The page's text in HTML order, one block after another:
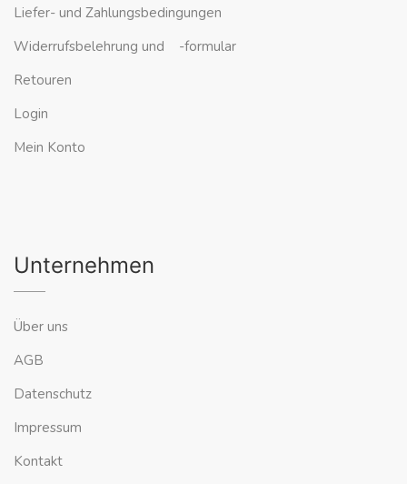
Liefer- und Zahlungsbedingungen
Widerrufsbelehrung und -formular
Retouren
Login
Mein Konto
Unternehmen
Über uns
AGB
Datenschutz
Impressum
Kontakt